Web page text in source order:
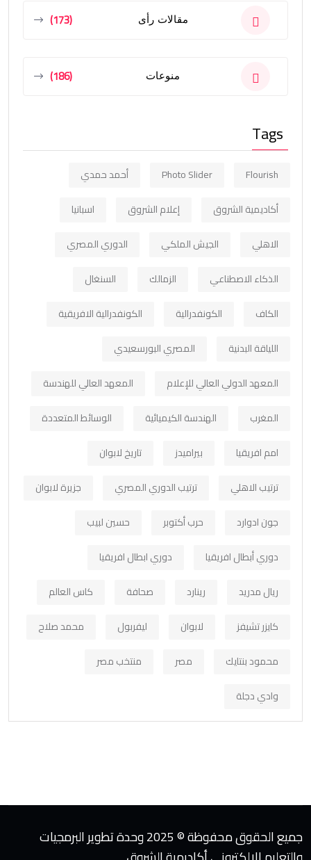
مقالات رأى (173)
منوعات (186)
Tags
Flourish
Photo Slider
أحمد حمدي
أكاديمية الشروق
إعلام الشروق
اسبانيا
الاهلي
الجيش الملكي
الدوري المصري
الذكاء الاصطناعي
الزمالك
السنغال
الكاف
الكونفدرالية
الكونفدرالية الافريقية
اللياقة البدنية
المصري البورسعيدي
المعهد الدولي العالي للإعلام
المعهد العالي للهندسة
المغرب
الهندسة الكيميائية
الوسائط المتعددة
امم افريقيا
بيراميدز
تاريخ لابوان
ترتيب الاهلي
ترتيب الدوري المصري
جزيرة لابوان
جون ادوارد
حرب أكتوبر
حسين لبيب
دوري أبطال افريقيا
دوري ابطال افريقيا
ريال مدريد
رينارد صحافة
كاس العالم
كايزر تشيفز
لابوان ليفربول
محمد صلاح
محمود بنتايك
مصر
منتخب مصر
وادي دجلة
جميع الحقوق محفوظة © 2025 وحدة تطوير البرمجيات